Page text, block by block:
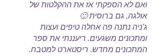
ואם לא הספקתי אז את ההקלטות של
אולגה, גם ברוסית 🙂
ג'ניה נתנה פה אחלה טיפים ועצות
ומתכונים משגעים. ריעננתי את ספר
המתכונים מחדש. ריסטארט למטבח.